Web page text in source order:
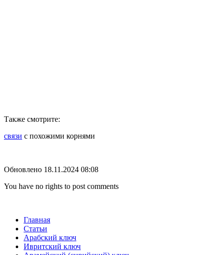
Также смотрите:
связи с похожими корнями
Обновлено 18.11.2024 08:08
You have no rights to post comments
Главная
Статьи
Арабский ключ
Ивритский ключ